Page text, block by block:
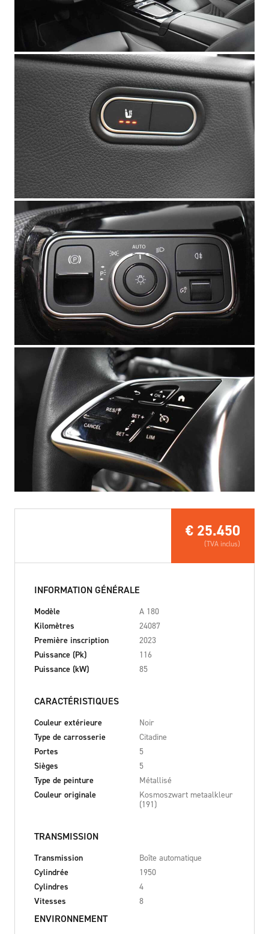
€ 25.450
(TVA inclus)
INFORMATION GÉNÉRALE
Modèle
A 180
Kilomètres
24087
Première inscription
2023
Puissance (Pk)
116
Puissance (kW)
85
CARACTÉRISTIQUES
Couleur extérieure
Noir
Type de carrosserie
Citadine
Portes
5
Sièges
5
Type de peinture
Métallisé
Couleur originale
Kosmoszwart metaalkleur
(191)
TRANSMISSION
Transmission
Boîte automatique
Cylindrée
1950
Cylindres
4
Vitesses
8
ENVIRONNEMENT